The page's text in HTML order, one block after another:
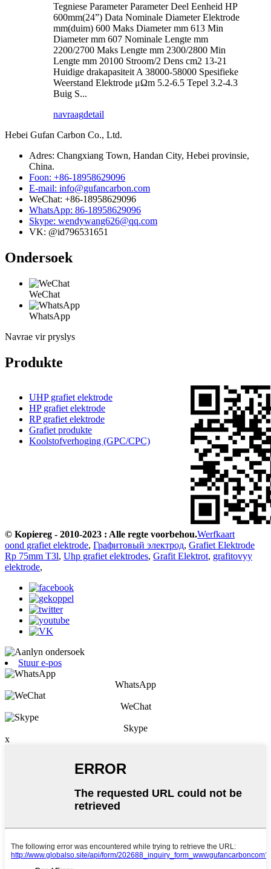
Tegniese Parameter Parameter Deel Eenheid HP
600mm(24”) Data Nominale Diameter Elektrode
mm(duim) 600 Maks Diameter mm 613 Min
Diameter mm 607 Nominale Lengte mm
2200/2700 Maks Lengte mm 2300/2800 Min
Lengte mm 20100 Stroom/2 Dens cm2 13-21
Huidige drakapasiteit A 38000-58000 Spesifieke
Weerstand Elektrode μΩm 5.2-6.5 Tepel 3.2-4.3
Buig S...
navraagdetail
Hebei Gufan Carbon Co., Ltd.
Adres: Changxiang Town, Handan City, Hebei provinsie,
China.
Foon: +86-18958629096
E-mail: info@gufancarbon.com
WeChat: +86-18958629096
WhatsApp: 86-18958629096
Skype: wendywang626@qq.com
VK: @id796531651
Ondersoek
WeChat
WhatsApp
Navrae vir pryslys
Produkte
UHP grafiet elektrode
HP grafiet elektrode
RP grafiet elektrode
Grafiet produkte
Koolstofverhoging (GPC/CPC)
© Kopiereg - 2010-2023 : Alle regte voorbehou.Werfkaart
oond grafiet elektrode, Графитовый электрод, Grafiet Elektrode
Rp 75mm T3l, Uhp grafiet elektrodes, Grafit Elektrot, grafitovyy
elektrode,
Stuur e-pos
WhatsApp
WeChat
Skype
x